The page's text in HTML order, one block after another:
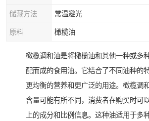
储藏方法 常温避光
原料 橄榄油
橄榄调和油是将橄榄油和其他一种或多
配而成的食用油。它结合了不同油种的
更均衡的营养和更广泛的用途。橄榄调
含量可能有所不同，消费者在购买时可
上的成分和比例信息。这种油适用于多